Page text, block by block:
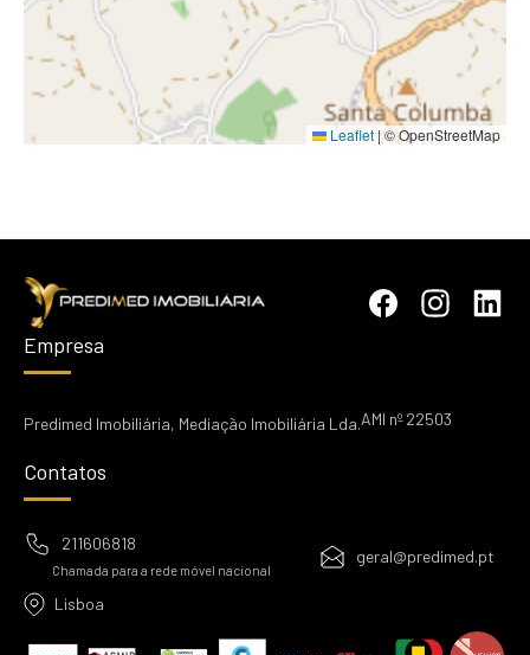
Leaflet |© OpenStreetMap
Empresa
Predimed Imobiliária, Mediação Imobiliária Lda.AMI nº 22503
Contatos
211606818
Chamada para a rede móvel nacional
geral@predimed.pt
Lisboa